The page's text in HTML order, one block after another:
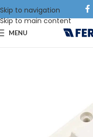
Skip to navigation
Skip to main content
MENU